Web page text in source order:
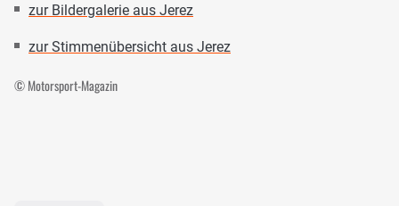
zur Bildergalerie aus Jerez
zur Stimmenübersicht aus Jerez
© Motorsport-Magazin